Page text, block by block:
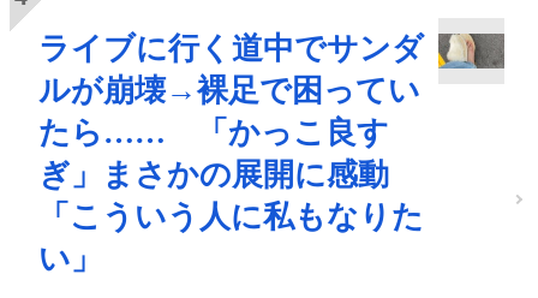
ライブに行く道中でサンダ
ルが崩壊→裸足で困ってい
たら…… 「かっこ良す
ぎ」まさかの展開に感動
「こういう人に私もなりた
い」